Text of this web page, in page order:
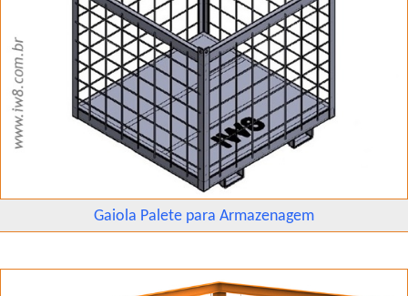
Gaiola Palete para Armazenagem